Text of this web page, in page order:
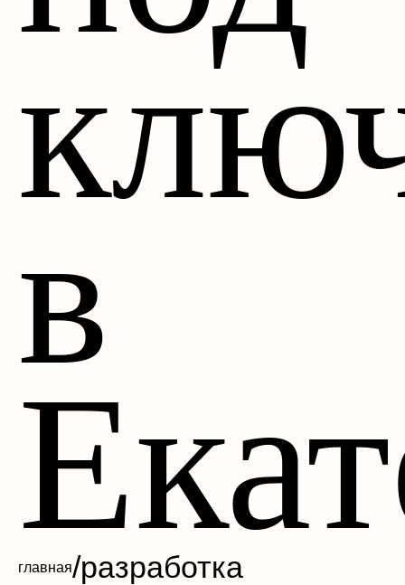
в
главная/разработка